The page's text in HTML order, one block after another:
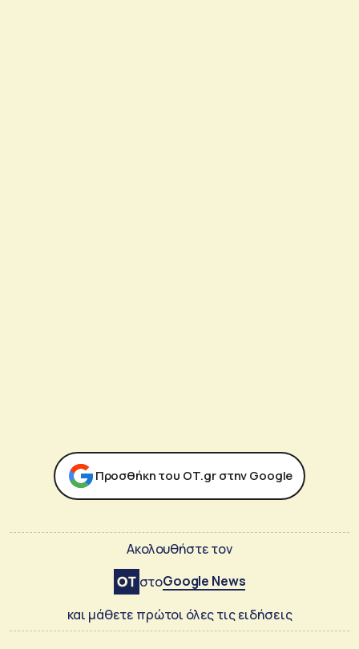
Προσθήκη του ΟΤ.gr στην Google
Ακολουθήστε τον
στοGoogle News
και μάθετε πρώτοι όλες τις ειδήσεις